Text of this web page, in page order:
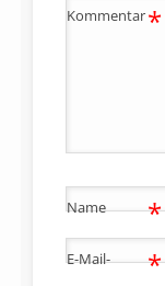
Kommentar*
Name *
E-Mail- *